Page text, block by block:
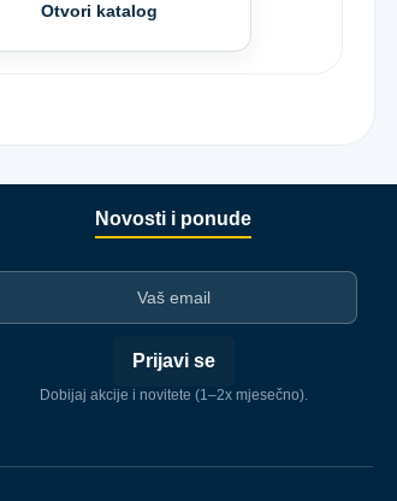
Otvori katalog
Novosti i ponude
Prijavi se
Dobijaj akcije i novitete (1–2x mjesečno).